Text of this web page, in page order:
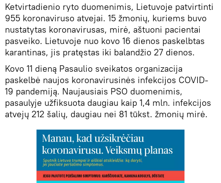
Ketvirtadienio ryto duomenimis, Lietuvoje patvirtinti
955 koronaviruso atvejai. 15 žmonių, kuriems buvo
nustatytas koronavirusas, mirė, aštuoni pacientai
pasveiko. Lietuvoje nuo kovo 16 dienos paskelbtas
karantinas, jis pratęstas iki balandžio 27 dienos.
Kovo 11 dieną Pasaulio sveikatos organizacija
paskelbė naujos koronavirusinės infekcijos COVID-
19 pandemiją. Naujausiais PSO duomenimis,
pasaulyje užfiksuota daugiau kaip 1,4 mln. infekcijos
atvejų 212 šalių, daugiau nei 81 tūkst. žmonių mirė.